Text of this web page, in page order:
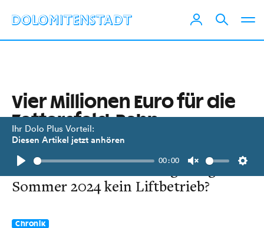
Ihr Dolo Plus Vorteil:
Diesen Artikel jetzt anhören
Play
00:00
Unmute
Vier Millionen Euro für die
Zettersfeld-Bahn
Die Lienzer Bergbahnen investieren
in die Konzessionsverlängerung. Im
Sommer 2024 kein Liftbetrieb?
Chronik